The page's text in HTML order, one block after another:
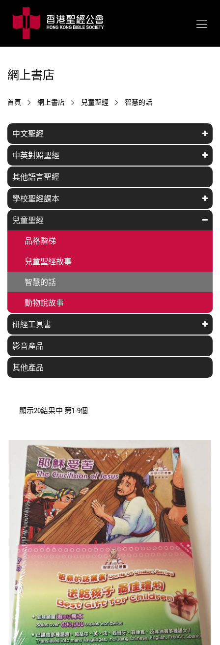
網上書店
首頁 網上書店 兒童聖經 智慧的話
中文聖經
中英對照聖經
其他語言聖經
學校聖經課本
兒童聖經
品格階梯
兒童聖經故事
智慧的話
動物說故事
研經工具書
影音產品
其他產品
顯示20結果中 第1-9個